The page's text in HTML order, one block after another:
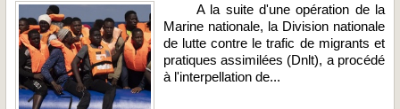
A la suite d'une opération de la
Marine nationale, la Division nationale
de lutte contre le trafic de migrants et
pratiques assimilées (Dnlt), a procédé
à l'interpellation de...